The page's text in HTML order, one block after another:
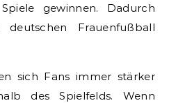
gewinnen. Dadurch
Frauenfußball
sich Fans immer stärker
des Spielfelds. Wenn